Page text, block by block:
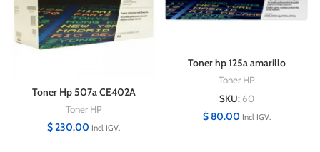
Toner Hp 507a CE402A
Toner HP
$230.00 Incl IGV.
Toner hp 125a amarillo
CB542A Original
Toner HP
SKU: 60
$80.00 Incl IGV.